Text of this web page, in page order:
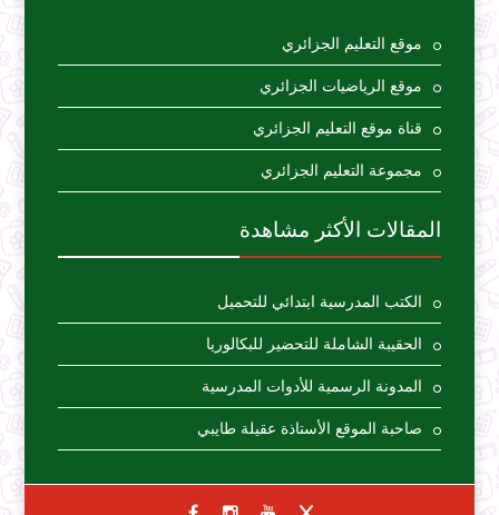
موقع التعليم الجزائري
موقع الرياضيات الجزائري
قناة موقع التعليم الجزائري
مجموعة التعليم الجزائري
المقالات الأكثر مشاهدة
الكتب المدرسية ابتدائي للتحميل
الحقيبة الشاملة للتحضير للبكالوريا
المدونة الرسمية للأدوات المدرسية
صاحبة الموقع الأستاذة عقيلة طايبي